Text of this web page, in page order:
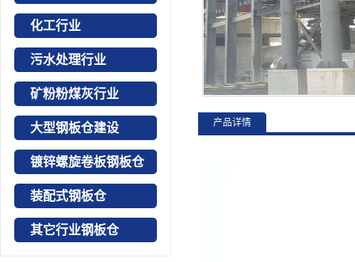
产品详情
化工行业
污水处理行业
矿粉粉煤灰行业
大型钢板仓建设
镀锌螺旋卷板钢板仓
装配式钢板仓
其它行业钢板仓